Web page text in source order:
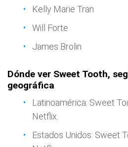
Kelly Marie Tran
Will Forte
James Brolin
Dónde ver Sweet Tooth,
geográfica
Latinoamérica: Sweet
Netflix.
Estados Unidos: Sweet